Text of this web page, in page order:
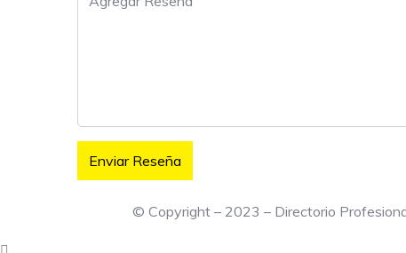
© Copyright – 2023 – Directorio